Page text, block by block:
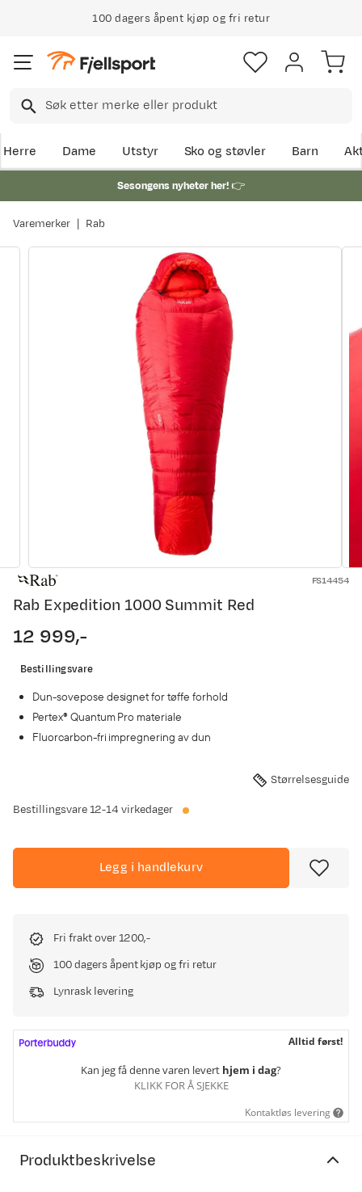
100 dagers åpent kjøp og fri retur
Herre Dame Utstyr Sko og støvler Barn
Sesongens nyheter her!👉
Varemerker Rab
FS14454
Rab Expedition 1000 Summit Red
price
12 999,-
Bestillingsvare
Dun-sovepose designet for tøffe forhold
Pertex® Quantum Pro materiale
Fluorcarbon-fri impregnering av dun
Størrelsesguide
Bestillingsvare 12-14 virkedager
Legg i handlekurv
Fri frakt over 1200,-
100 dagers åpent kjøp og fri retur
Lynrask levering
Alltid først!
Kan jeg få denne varen levert hjem i dag?
KLIKK FOR Å SJEKKE
Kontaktløs levering
Produktbeskrivelse